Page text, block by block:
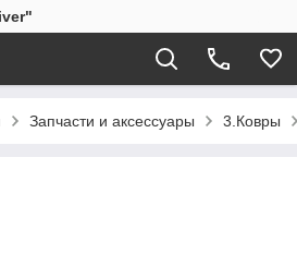
Запчасти и аксессуары 3.Ковры